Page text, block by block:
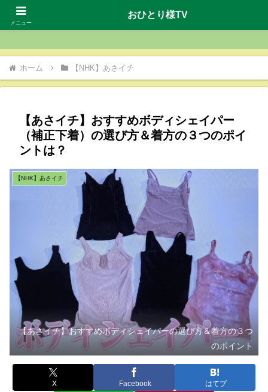
おひとり様TV
ホーム 【NHK】あさイチ
【あさイチ】おすすめボディシェイパー
（補正下着）の選び方＆着方の３つのポイ
ントは？
【NHK】あさイチ
【あさイチ】おすすめボディシェイパーの選び方＆着方の３つ
のポイント
X Facebook はてブ
メニュー
おひとり様TV